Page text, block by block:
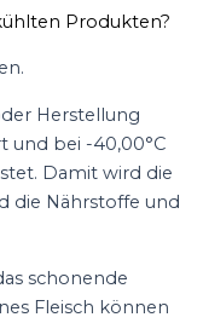
Produkten?
Herstellung
und bei -40,00°C
Damit wird die
die Nährstoffe und
schonende
Fleisch können